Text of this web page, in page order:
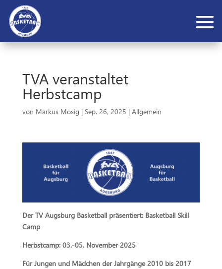
TVA veranstaltet
Herbstcamp
von Markus Mosig | Sep. 26, 2025 | Allgemein
Der TV Augsburg Basketball präsentiert: Basketball Skill
Camp
Herbstcamp: 03.-05. November 2025
Für Jungen und Mädchen der Jahrgänge 2010 bis 2017